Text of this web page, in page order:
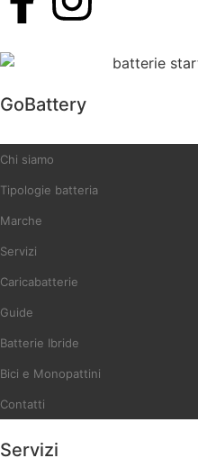
GoBattery
Chi siamo
Tipologie batteria
Marche
Servizi
Caricabatterie
Guide
Batterie Ibride
Bici e Monopattini
Contatti
Servizi